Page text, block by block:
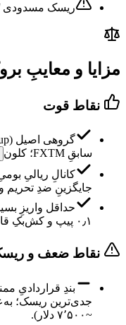
ریسک مسدودی
مزایا و معایبِ
نقاط قوت
سابقِ FXTM؛
کلون
کانالِ ریالیِ
جایگزینِ ضدِ تحریم و میزِ
۰٫۱ پیپ و کش‌بکِ قابل‌برداشت.
نقاط ضعف و
بندِ قراردادیِ
جدی‌ترین ریسک؛
~۷٬۵۰۰ دلار).